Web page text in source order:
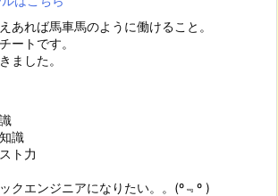
あれば馬車馬のように働けること。
ートです。
ました。
識
ト力
クエンジニアになりたい。。(º﹃º )